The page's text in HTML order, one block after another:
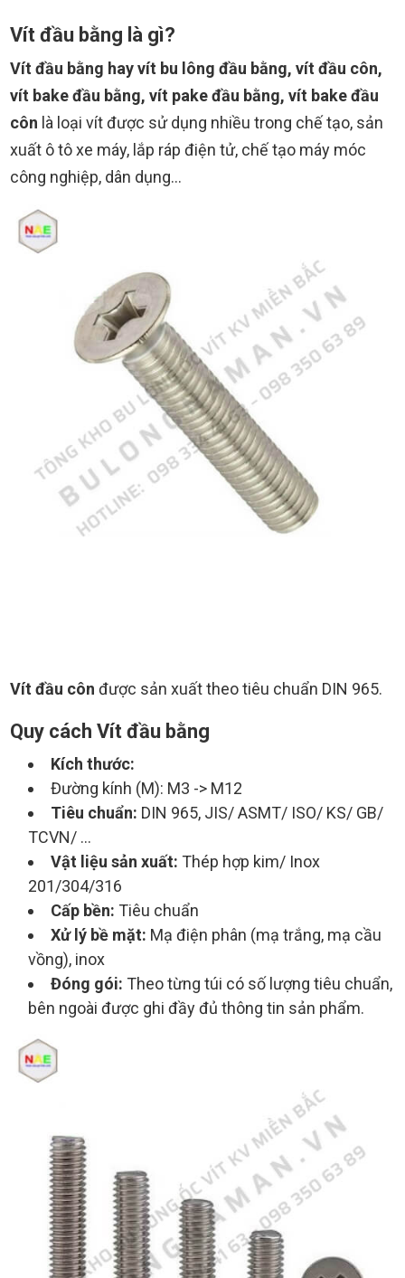
Vít đầu bằng là gì?
Vít đầu bằng hay vít bu lông đầu bằng, vít đầu côn,
vít bake đầu bằng, vít pake đầu bằng, vít bake đầu
côn là loại vít được sử dụng nhiều trong chế tạo, sản
xuất ô tô xe máy, lắp ráp điện tử, chế tạo máy móc
công nghiệp, dân dụng…
Vít đầu côn được sản xuất theo tiêu chuẩn DIN 965.
Quy cách Vít đầu bằng
Kích thước:
Đường kính (M): M3 -> M12
Tiêu chuẩn: DIN 965, JIS/ ASMT/ ISO/ KS/ GB/
TCVN/ …
Vật liệu sản xuất: Thép hợp kim/ Inox
201/304/316
Cấp bền: Tiêu chuẩn
Xử lý bề mặt: Mạ điện phân (mạ trắng, mạ cầu
vồng), inox
Đóng gói: Theo từng túi có số lượng tiêu chuẩn,
bên ngoài được ghi đầy đủ thông tin sản phẩm.